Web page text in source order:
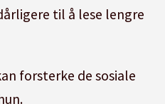
til å lese lengre
forsterke de sosiale